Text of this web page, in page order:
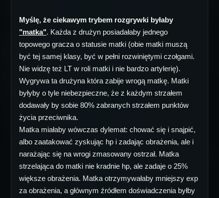
Myślę, że ciekawym trybem rozgrywki byłaby
"matka". Każda z drużyn posiadałaby jednego
topowego gracza o statusie matki (obie matki muszą
być tej samej klasy, być w pełni rozwiniętymi czołgami.
Nie widzę też LT w roli matki i nie bardzo artylerię).
Wygrywa ta drużyna która zabije wrogą matkę. Matki
byłyby o tyle niebezpieczne, że z każdym strzałem
dodawały by sobie 80% zabranych strzałem punktów
życia przeciwnika.
Matka miałaby wówczas dylemat: chować się i snajpić,
albo zaatakować zyskując hp i zadając obrażenia, ale i
narażając się na wrogi zmasowany ostrzał. Matka
strzelająca do matki nie kradnie hp, ale zadaje o 25%
większe obrażenia. Matka otrzymywałaby mniejszy exp
za obrażenia, a głównym źródłem doświadczenia byłby